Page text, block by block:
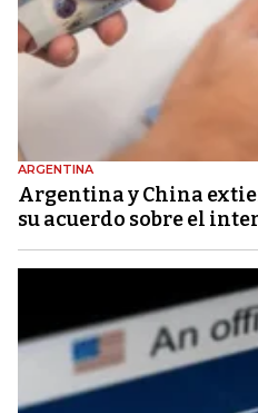
ARGENTINA
Argentina y China
su acuerdo sobre el